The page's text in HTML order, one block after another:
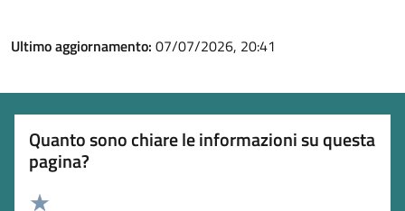
Ultimo aggiornamento: 07/07/2026, 20:41
Quanto sono chiare le informazioni su questa
pagina?